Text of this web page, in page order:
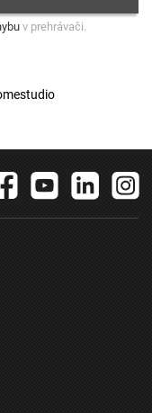
v prehrávači.